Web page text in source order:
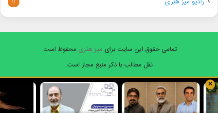
تمامی حقوق این سایت برای میز هنری محفوظ است.
نقل مطالب با ذکر منبع مجاز است.
فیسبوکایکسیوتیوب اینستاگرام
واتس
✕